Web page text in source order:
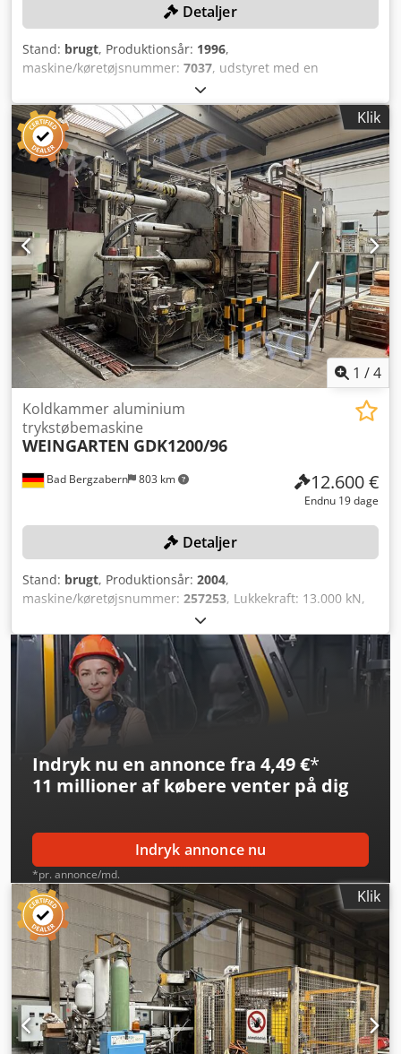
Detaljer
Stand: brugt, Produktionsår: 1996,
maskine/køretøjsnummer: 7037, udstyret med en
udtagelsesrobot, ABB IRB6400F, årgang: 1997,
serienummer: 1318, inventarnummer: 073005700,
sprøjteanlæg WOLLIN, automatisk støbningsproces,
styring, touchskærm, kølebeholder, maskinplatform,
båndtransportør, 1 industrirrobot ABB som
reservedelslager. Dsdpfx Aozhax Tsm Rock
Klik
1 /4
Bad Bergzabern 803 km
Koldkammer aluminium
trykstøbemaskine
WEINGARTEN GDK1200/96
12.600 €
Endnu 19 dage
Detaljer
Stand: brugt, Produktionsår: 2004,
maskine/køretøjsnummer: 257253, Lukkekraft: 13.000 kN,
totalvægt: 69.000 kg, med sprøjteanlæg WOLLIN,
afgratningspresse REIS TKP3, serienummer: 181013, årstal:
2004, vægt: 680 kg, industrirrobot REIS V60, serienummer:
541010, årstal: 2004, maskinvægt: 1.950 kg, smelte- og
varmholdingsovn STRIKO WESTOFEN W1200SL Pro, årstal:
2004, serienummer: 7961, ovnrumsvolumen: 970 dm³,
tomvægt: 3.100 kg, varmeeffekt: 22 kW, maskinen er ude af
drift og ikke klar til brug. Dcsdpfx Ajzhaydem Rsk
Indryk nu en annonce fra 4,49 €*
11 millioner af købere venter på dig
Indryk annonce nu
*pr. annonce/md.
Klik